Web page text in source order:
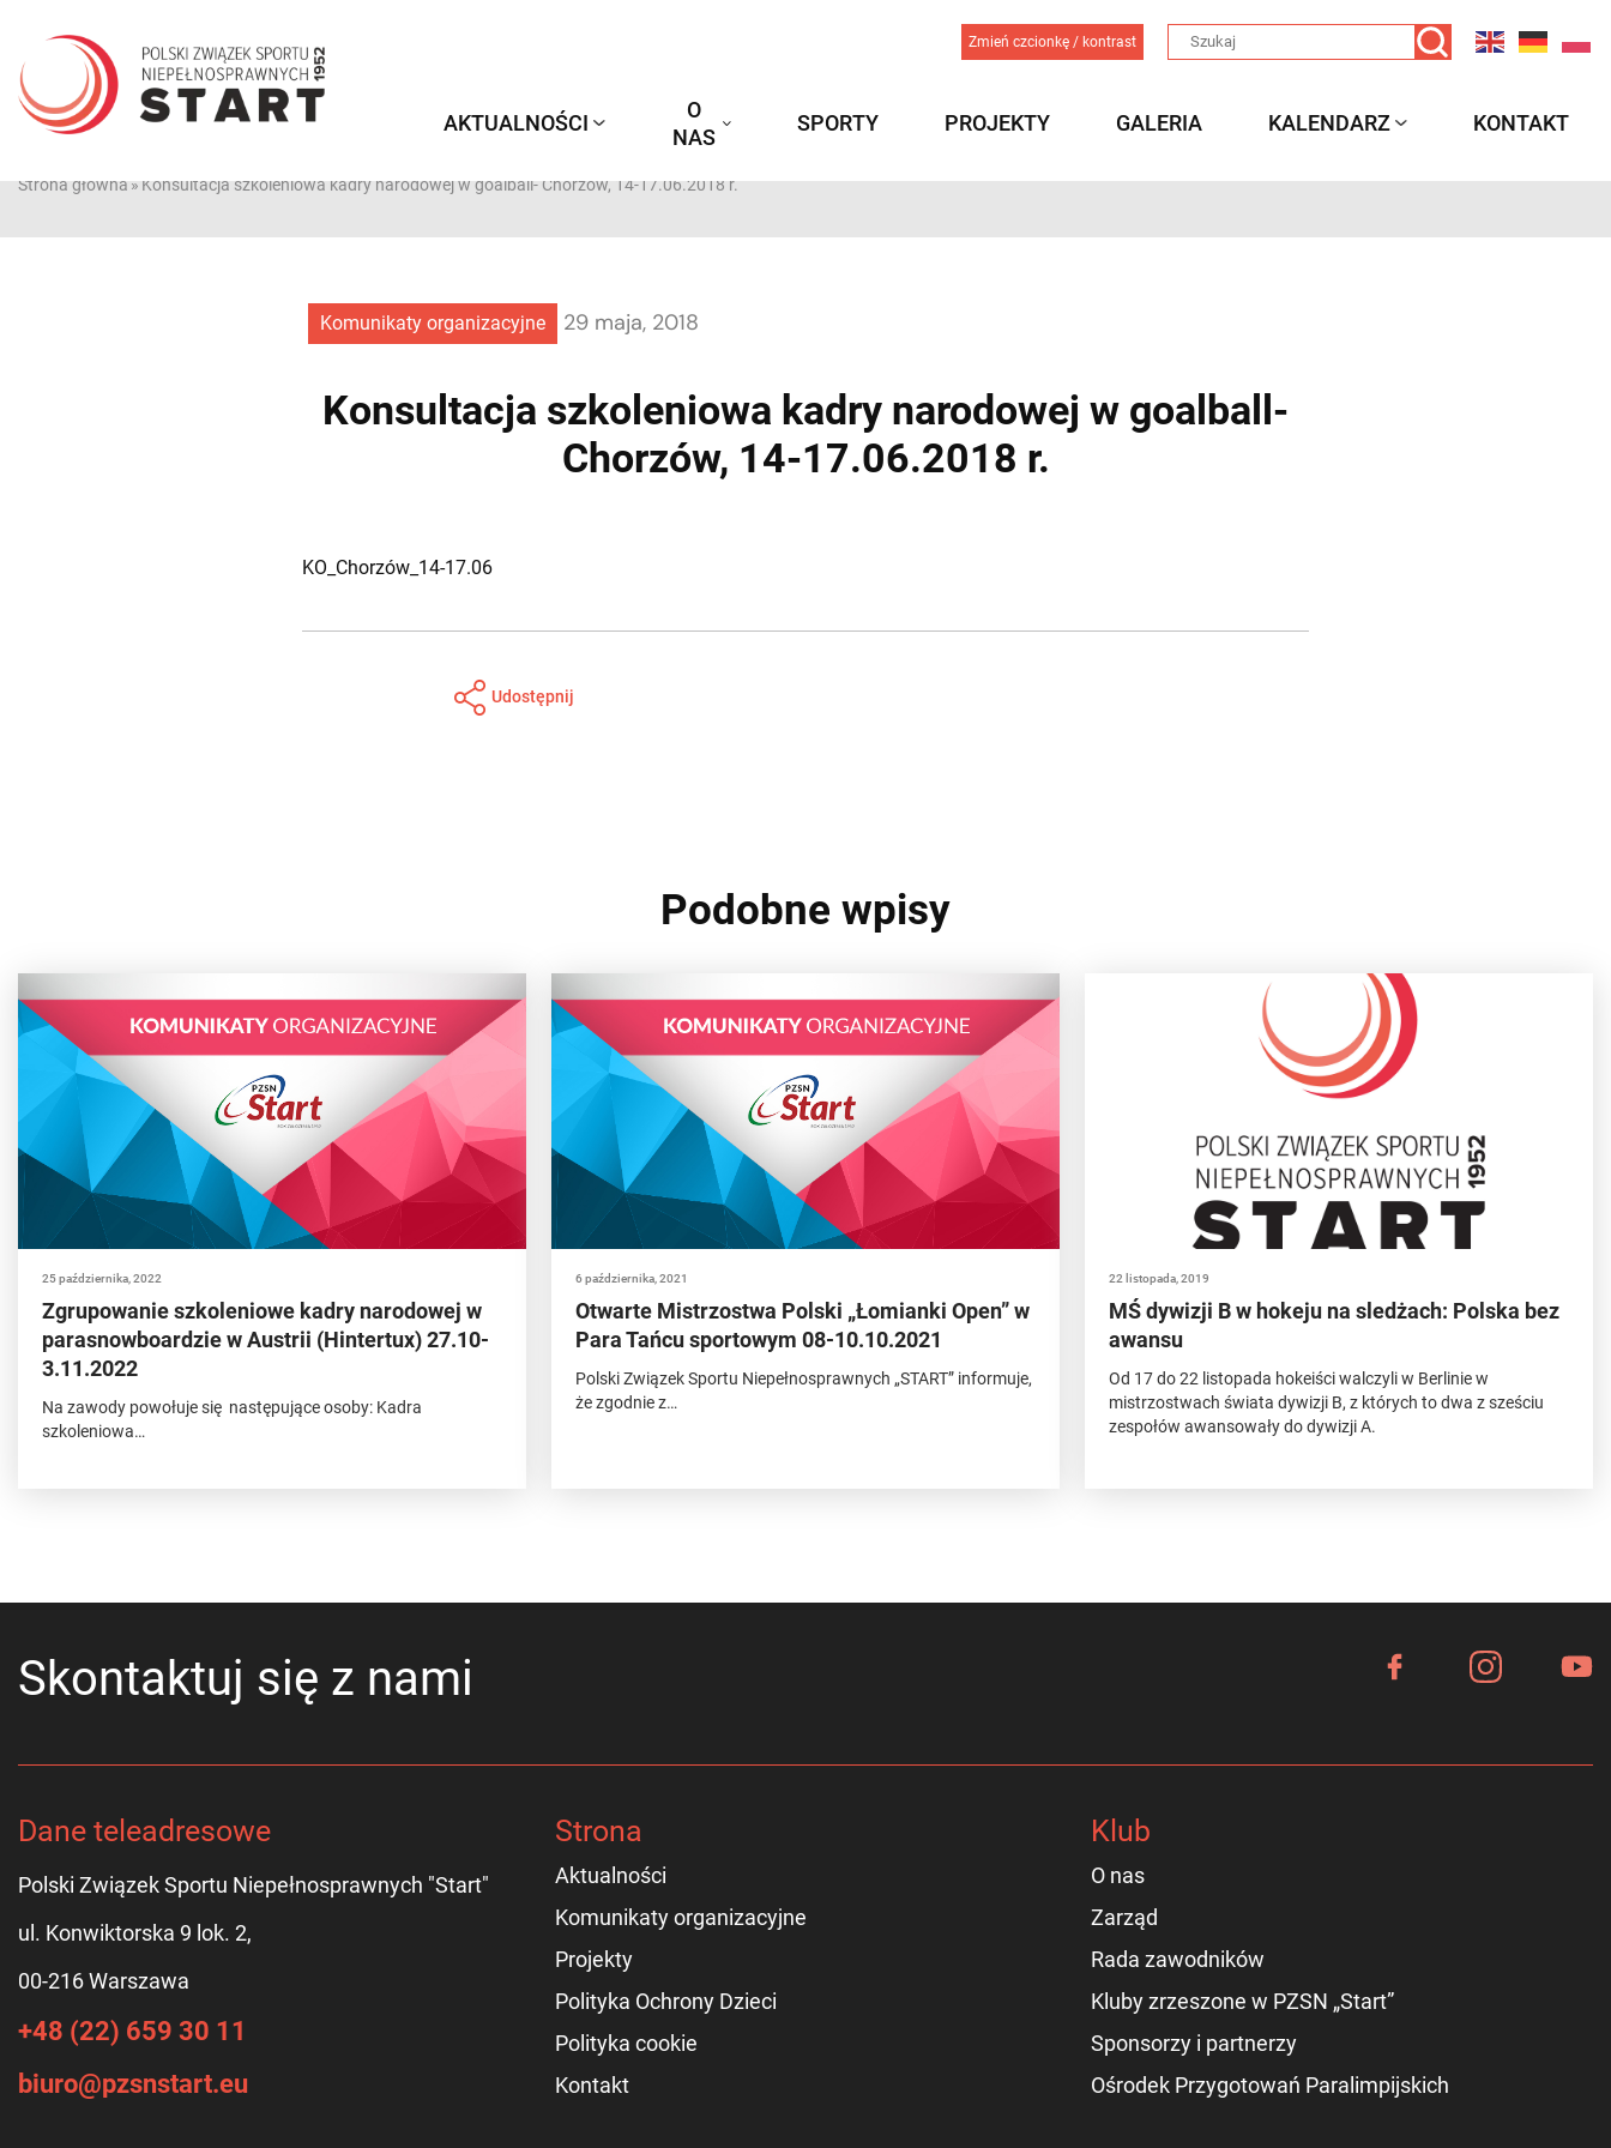
treści
Zmień czcionkę / kontrast
AKTUALNOŚCI
O
NAS
SPORTY PROJEKTY GALERIA KALENDARZ KONTAKT
Strona główna»Konsultacja szkoleniowa kadry narodowej w goalball- Chorzów, 14-17.06.2018 r.
Komunikaty organizacyjne 29 maja, 2018
Konsultacja szkoleniowa kadry narodowej w goalball-
Chorzów, 14-17.06.2018 r.
KO_Chorzów_14-17.06
Udostępnij
Podobne wpisy
25 października, 2022
Zgrupowanie szkoleniowe kadry narodowej w
parasnowboardzie w Austrii (Hintertux) 27.10-
3.11.2022
Na zawody powołuje się następujące osoby: Kadra
szkoleniowa…
6 października, 2021
Otwarte Mistrzostwa Polski „Łomianki Open” w
Para Tańcu sportowym 08-10.10.2021
Polski Związek Sportu Niepełnosprawnych „START” informuje,
że zgodnie z…
22 listopada, 2019
MŚ dywizji B w hokeju na sledżach: Polska bez
awansu
Od 17 do 22 listopada hokeiści walczyli w Berlinie w
mistrzostwach świata dywizji B, z których to dwa z sześciu
zespołów awansowały do dywizji A.
Skontaktuj się z nami
Dane teleadresowe
Polski Związek Sportu Niepełnosprawnych "Start"
ul. Konwiktorska 9 lok. 2,
00-216 Warszawa
+48 (22) 659 30 11
biuro@pzsnstart.eu
Strona
Aktualności
Komunikaty organizacyjne
Projekty
Polityka Ochrony Dzieci
Polityka cookie
Kontakt
Klub
O nas
Zarząd
Rada zawodników
Kluby zrzeszone w PZSN „Start”
Sponsorzy i partnerzy
Ośrodek Przygotowań Paralimpijskich